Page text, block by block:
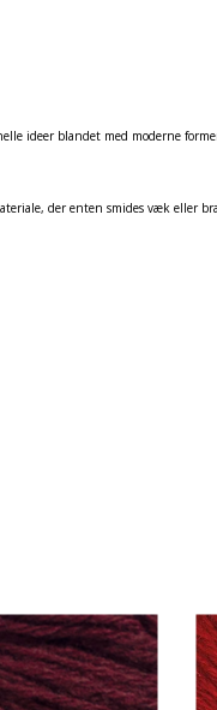
ideer blandet med moderne
der enten smides væk eller